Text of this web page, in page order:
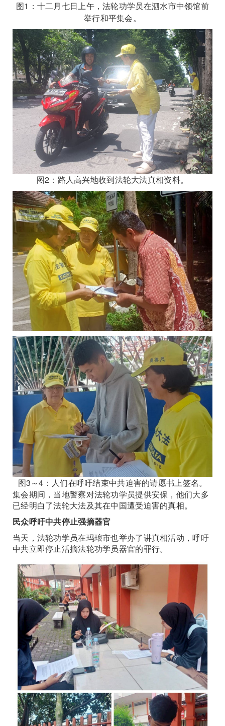
图1：十二月七日上午，法轮功学员在泗水市中领馆前
举行和平集会。
图2：路人高兴地收到法轮大法真相资料。
图3～4：人们在呼吁结束中共迫害的请愿书上签名。
集会期间，当地警察对法轮功学员提供安保，他们大多
已经明白了法轮大法及其在中国遭受迫害的真相。
民众呼吁中共停止强摘器官
当天，法轮功学员在玛琅市也举办了讲真相活动，呼吁
中共立即停止活摘法轮功学员器官的罪行。